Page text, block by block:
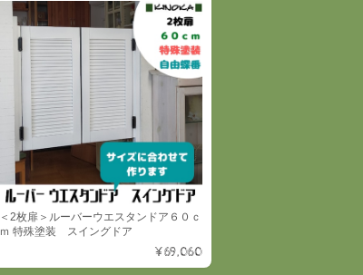
＜2枚扉＞ルーバーウエスタンドア６０ｃ
ｍ 特殊塗装 スイングドア
¥69,060